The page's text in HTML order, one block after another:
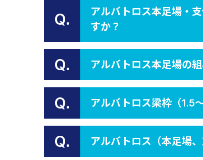
Q.
アルバトロス本足場・
すか？
Q. アルバトロス本足場の
Q. アルバトロス梁枠（1.5
Q. アルバトロス（本足場